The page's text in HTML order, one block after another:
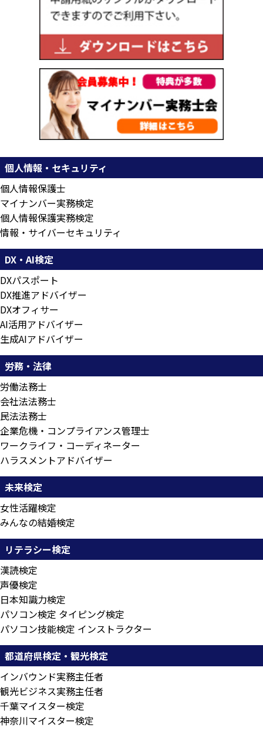
個人情報・セキュリティ
個人情報保護士
マイナンバー実務検定
個人情報保護実務検定
情報・サイバーセキュリティ
DX・AI検定
DXパスポート
DX推進アドバイザー
DXオフィサー
AI活用アドバイザー
生成AIアドバイザー
労務・法律
労働法務士
会社法法務士
民法法務士
企業危機・コンプライアンス管理士
ワークライフ・コーディネーター
ハラスメントアドバイザー
未来検定
女性活躍検定
みんなの結婚検定
リテラシー検定
漢読検定
声優検定
日本知識力検定
パソコン検定 タイピング検定
パソコン技能検定 インストラクター
都道府県検定・観光検定
インバウンド実務主任者
観光ビジネス実務主任者
千葉マイスター検定
神奈川マイスター検定